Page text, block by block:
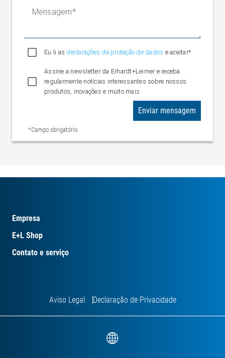
Mensagem
Eu li as declarações de proteção de dados e aceitar*
Assine a newsletter da Erhardt+Leimer e receba
regularmente notícias interessantes sobre nossos
produtos, inovações e muito mais.
*Campo obrigatório
Enviar mensagem
Empresa
E+L Shop
Contato e serviço
Aviso Legal Declaração de Privacidade